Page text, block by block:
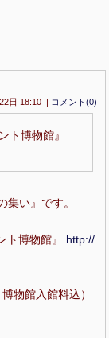
日 18:10 | コメント(0)
博物館』
い』です。
博物館』 http://
物館入館料込）